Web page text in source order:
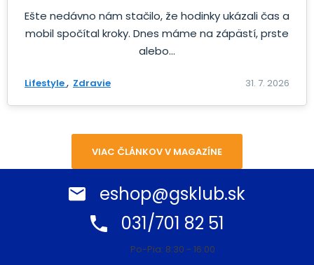
Ešte nedávno nám stačilo, že hodinky ukázali čas a
mobil spočítal kroky. Dnes máme na zápästí, prste
alebo...
Lifestyle Zdravie 31. 7. 2026
VIAC ČLÁNKOV V MAGAZÍNE
eshop@gsklub.sk
031/701 82 51
Po-Pia: 8:30 - 16:00